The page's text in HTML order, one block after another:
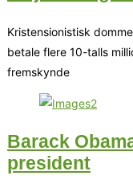
Kristensionistisk
betale flere 10-talls
fremskynde
Barack
president